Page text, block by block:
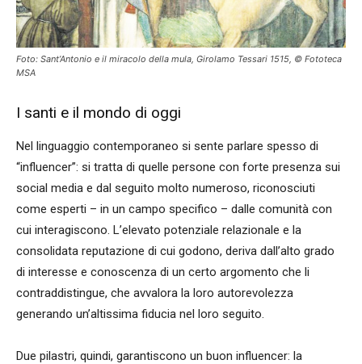
Foto: Sant’Antonio e il miracolo della mula, Girolamo Tessari 1515, © Fototeca
MSA
I santi e il mondo di oggi
Nel linguaggio contemporaneo si sente parlare spesso di
“influencer”: si tratta di quelle persone con forte presenza sui
social media e dal seguito molto numeroso, riconosciuti
come esperti – in un campo specifico – dalle comunità con
cui interagiscono. L’elevato potenziale relazionale e la
consolidata reputazione di cui godono, deriva dall’alto grado
di interesse e conoscenza di un certo argomento che li
contraddistingue, che avvalora la loro autorevolezza
generando un’altissima fiducia nel loro seguito.
Due pilastri, quindi, garantiscono un buon influencer: la